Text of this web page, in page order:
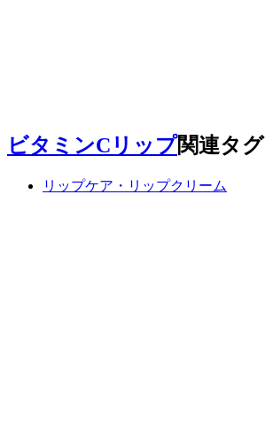
ビタミンCリップ関連タグ
リップケア・リップクリーム